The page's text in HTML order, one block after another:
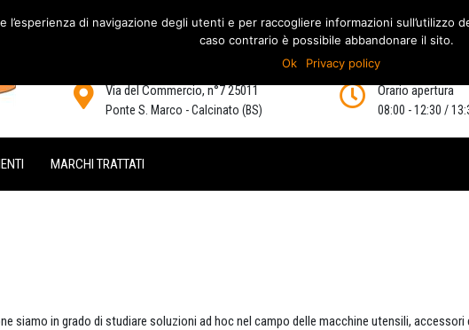
CENTRO SERVIZI PER
Via del Commercio, n°7 25011
Ponte S. Marco - Calcinato (BS)
Orario apertura
08:00 - 12:30 /
MARCHI TRATTATI
siamo in grado di studiare soluzioni ad hoc nel campo delle macchine utensili,
di navigazione degli utenti e per raccogliere informazioni sull’utilizzo
caso contrario è possibile abbandonare il sito.
Ok
Privacy policy